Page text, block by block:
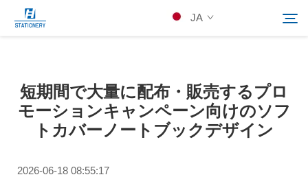
JA
製品
当社について
カスタムソリューション
検索
短期間で大量に配布・販売するプロ
モーションキャンペーン向けのソフ
トカバーノートブックデザイン
2026-06-18 08:55:17